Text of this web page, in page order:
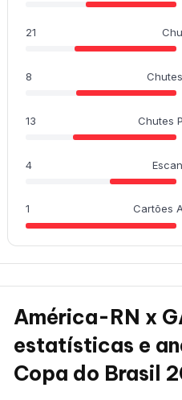
21
8
13 Chutes
4
1 Cartões
América-RN x
estatísticas e
Copa do Brasil